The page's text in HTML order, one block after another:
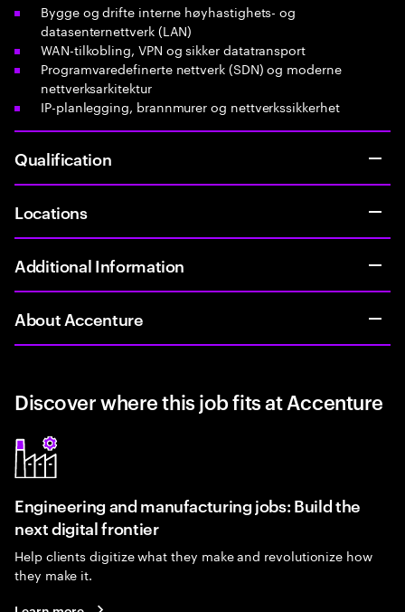
Bygge og drifte interne høyhastighets- og
datasenternettverk (LAN)
WAN-tilkobling, VPN og sikker datatransport
Programvaredefinerte nettverk (SDN) og moderne
nettverksarkitektur
IP-planlegging, brannmurer og nettverkssikkerhet
Qualification
Locations
Additional Information
About Accenture
Discover where this job fits at Accenture
Engineering and manufacturing jobs: Build the
next digital frontier
Help clients digitize what they make and revolutionize how
they make it.